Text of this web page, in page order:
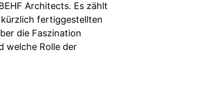
Architects. Es zählt
fertiggestellten
die Faszination
welche Rolle der